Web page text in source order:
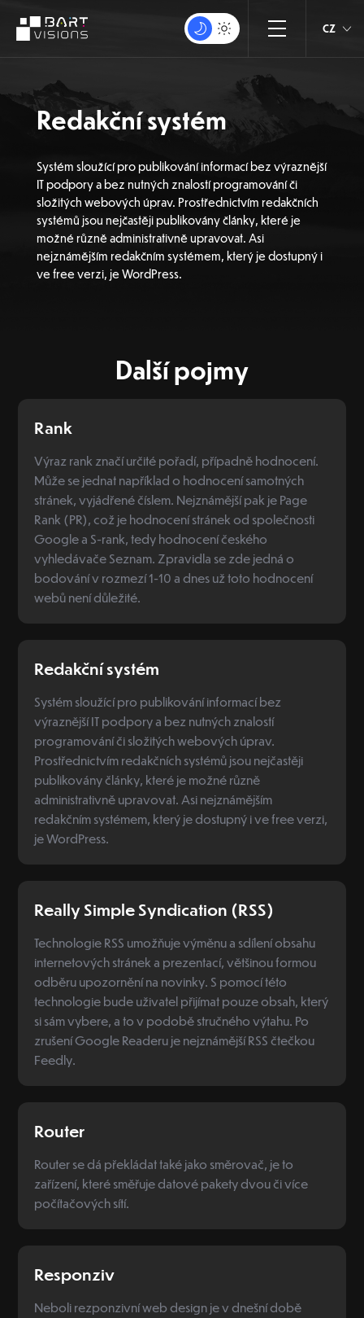
CZ
Redakční systém
Systém sloužící pro publikování informací bez výraznější
IT podpory a bez nutných znalostí programování či
složitých webových úprav. Prostřednictvím redakčních
systémů jsou nejčastěji publikovány články, které je
možné různě administrativně upravovat. Asi
nejznámějším redakčním systémem, který je dostupný i
ve free verzi, je WordPress.
Další pojmy
Rank
Výraz rank značí určité pořadí, případně hodnocení.
Může se jednat například o hodnocení samotných
stránek, vyjádřené číslem. Nejznámější pak je Page
Rank (PR), což je hodnocení stránek od společnosti
Google a S-rank, tedy hodnocení českého
vyhledávače Seznam. Zpravidla se zde jedná o
bodování v rozmezí 1-10 a dnes už toto hodnocení
webů není důležité.
Redakční systém
Systém sloužící pro publikování informací bez
výraznější IT podpory a bez nutných znalostí
programování či složitých webových úprav.
Prostřednictvím redakčních systémů jsou nejčastěji
publikovány články, které je možné různě
administrativně upravovat. Asi nejznámějším
redakčním systémem, který je dostupný i ve free verzi,
je WordPress.
Really Simple Syndication (RSS)
Technologie RSS umožňuje výměnu a sdílení obsahu
internetových stránek a prezentací, většinou formou
odběru upozornění na novinky. S pomocí této
technologie bude uživatel přijímat pouze obsah, který
si sám vybere, a to v podobě stručného výtahu. Po
zrušení Google Readeru je nejznámější RSS čtečkou
Feedly.
Router
Router se dá překládat také jako směrovač, je to
zařízení, které směřuje datové pakety dvou či více
počítačových sítí.
Responziv
Neboli rezponzivní web design je v dnešní době